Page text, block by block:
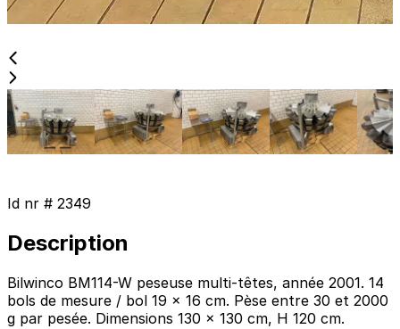
Id nr # 2349
Description
Bilwinco BM114-W peseuse multi-têtes, année 2001. 14
bols de mesure / bol 19 x 16 cm. Pèse entre 30 et 2000
g par pesée. Dimensions 130 x 130 cm, H 120 cm.